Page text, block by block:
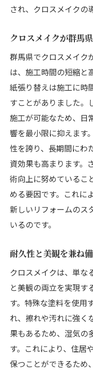
され、クロスメイクの
クロスメイクが群馬
群馬県でクロスメイク
は、施工時間の短縮と
紙張り替えは施工に時
すことがありました。
施工が可能なため、日
響を最小限に抑えます
性を誇り、長期間にわ
資効果も高まります。
術向上に努めているこ
める要因です。これに
新しいリフォームのス
いるのです。
耐久性と美観を兼ね
クロスメイクは、単な
と美観の両立を実現す
す。特殊な塗料を使用
れ、擦れや汚れに強く
果もあるため、湿気の
す。これにより、住居
保つことができるため